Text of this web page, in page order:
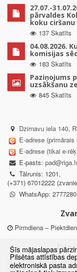
27.07.-
pārvaldes
koku ciršanu
137 Skatīts
04.08.2026.
komisijas
183 Skatīts
Paziņojums
uzsākšanu
845 Skatīts
Dzirnavu iela 140,
E-adrese
E-adrese (tikai e-
E-pasts:
Tālrunis: 1201,
(+371) 67012222
WhatsApp:
Pirmdiena –
Pirmdiena,
Otrdiena, Trešdiena:
Šīs mājaslapas
Pilsētas attīstības
elektroniskā pasta